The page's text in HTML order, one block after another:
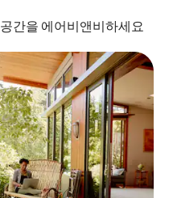
간을 에어비앤비하세요